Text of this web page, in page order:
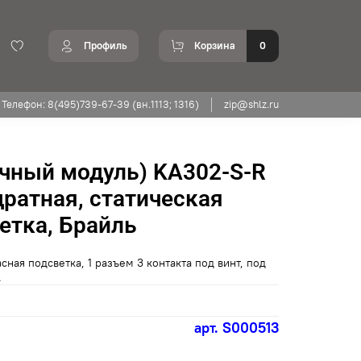
Профиль Корзина 0
Телефон: 8(495)739-67-39 (вн.1113; 1316) zip@shlz.ru
арт. S000513
модуль) KA302-S-R
статическая
Брайль
подсветка, 1 разъем 3 контакта под винт, под